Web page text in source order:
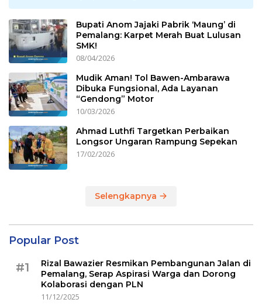
Bupati Anom Jajaki Pabrik ‘Maung’ di
Pemalang: Karpet Merah Buat Lulusan
SMK!
08/04/2026
Mudik Aman! Tol Bawen-Ambarawa
Dibuka Fungsional, Ada Layanan
“Gendong” Motor
10/03/2026
Ahmad Luthfi Targetkan Perbaikan
Longsor Ungaran Rampung Sepekan
17/02/2026
Selengkapnya
Popular Post
#1
Rizal Bawazier Resmikan Pembangunan Jalan di
Pemalang, Serap Aspirasi Warga dan Dorong
Kolaborasi dengan PLN
11/12/2025